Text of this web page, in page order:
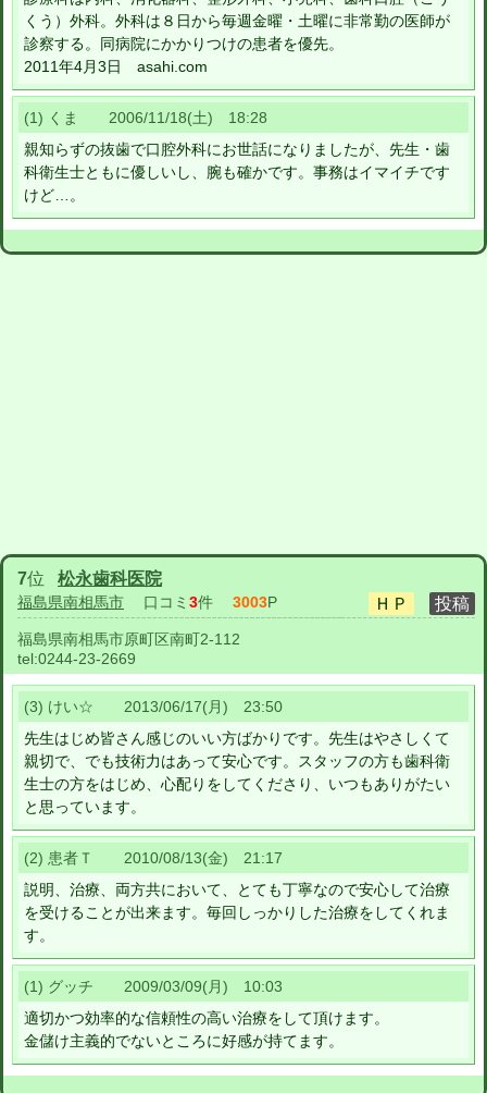
くう）外科。外科は８日から毎週金曜・土曜に非常勤の医師が
診察する。同病院にかかりつけの患者を優先。
2011年4月3日 asahi.com
(1) くま 2006/11/18(土) 18:28
親知らずの抜歯で口腔外科にお世話になりましたが、先生・歯
科衛生士ともに優しいし、腕も確かです。事務はイマイチです
けど…。
7位 松永歯科医院
福島県南相馬市 口コミ 3件 3003P
福島県南相馬市原町区南町2-112
tel:0244-23-2669
(3) けい☆ 2013/06/17(月) 23:50
先生はじめ皆さん感じのいい方ばかりです。先生はやさしくて
親切で、でも技術力はあって安心です。スタッフの方も歯科衛
生士の方をはじめ、心配りをしてくださり、いつもありがたい
と思っています。
(2) 患者Ｔ 2010/08/13(金) 21:17
説明、治療、両方共において、とても丁寧なので安心して治療
を受けることが出来ます。毎回しっかりした治療をしてくれま
す。
(1) グッチ 2009/03/09(月) 10:03
適切かつ効率的な信頼性の高い治療をして頂けます。
金儲け主義的でないところに好感が持てます。